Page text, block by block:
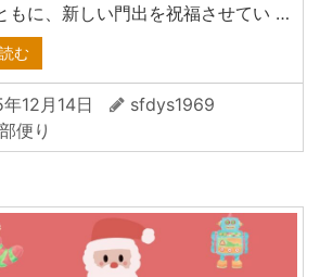
もに、新しい門出を祝福させてい …
む
12月14日
sfdys1969
便り